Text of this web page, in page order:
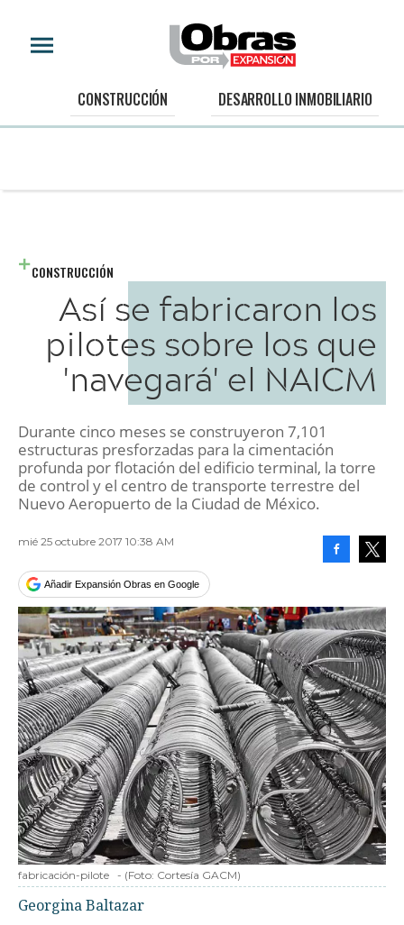
CONSTRUCCIÓN DESARROLLO INMOBILIARIO
CONSTRUCCIÓN
Así se fabricaron los
pilotes sobre los que
'navegará' el NAICM
Durante cinco meses se construyeron 7,101
estructuras presforzadas para la cimentación
profunda por flotación del edificio terminal, la torre
de control y el centro de transporte terrestre del
Nuevo Aeropuerto de la Ciudad de México.
mié 25 octubre 2017 10:38 AM
Añadir Expansión Obras en Google
fabricación-pilote - (Foto: Cortesía GACM)
Georgina Baltazar